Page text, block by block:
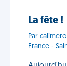
La fête !
Par
France -